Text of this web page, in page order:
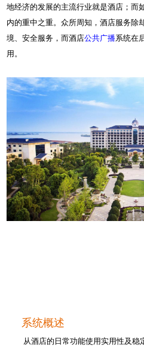
地经济的发展的主流行业就是酒店；而
内的重中之重。众所周知，酒店服务除
境、安全服务，而酒店公共广播系统在
用。
系统概述
从酒店的日常功能使用实用性及稳